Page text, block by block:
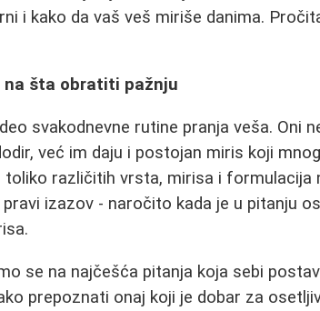
i kako da vaš veš miriše danima.
na šta obratiti pažnju
svakodnevne rutine pranja veša. Oni
već im daju i postojan miris koji
toliko različitih vrsta, mirisa i formulacija
izazov - naročito kada je u pitanju
se na najčešća pitanja koja sebi
prepoznati onaj koji je dobar za